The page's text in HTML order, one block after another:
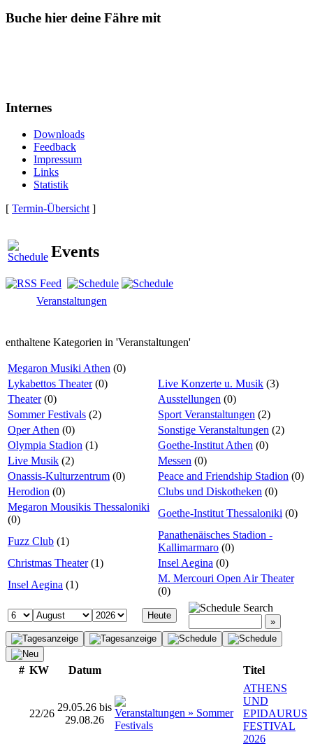
Buche hier deine Fähre mit
Internes
Downloads
Feedback
Impressum
Links
Statistik
[ Termin-Übersicht]
Events
Veranstaltungen
enthaltene Kategorien in 'Veranstaltungen'
Megaron Musiki Athen (0)
Lykabettos Theater(0) Live Konzerte u. Musik (3)
Theater(0) Ausstellungen (0)
Sommer Festivals (2) Sport Veranstaltungen (2)
Oper Athen (0) Sonstige Veranstaltungen (2)
Olympia Stadion (1) Goethe-Institut Athen (0)
Live Musik (2) Messen (0)
Onassis-Kulturzentrum (0) Peace and Friendship Stadion (0)
Herodion (0) Clubs und Diskotheken (0)
Megaron Mousikis Thessaloniki
(0)
Goethe-Institut Thessaloniki (0)
Fuzz Club (1)
Panathenäisches Stadion -
Kallimarmaro (0)
Christmas Theater(1) Insel Aegina (0)
Insel Aegina (1)
M. Mercouri Open Air Theater
(0)
Search
# KW Datum Titel
22/26
29.05.26 bis
29.08.26
ATHENS
UND
EPIDAURUS
FESTIVAL
2026